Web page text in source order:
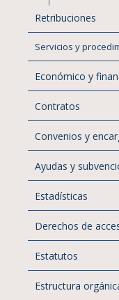
Retribuciones
Servicios y
Económico y
Contratos
Convenios y
Ayudas y
Estadísticas
Derechos de
Estatutos
Estructura